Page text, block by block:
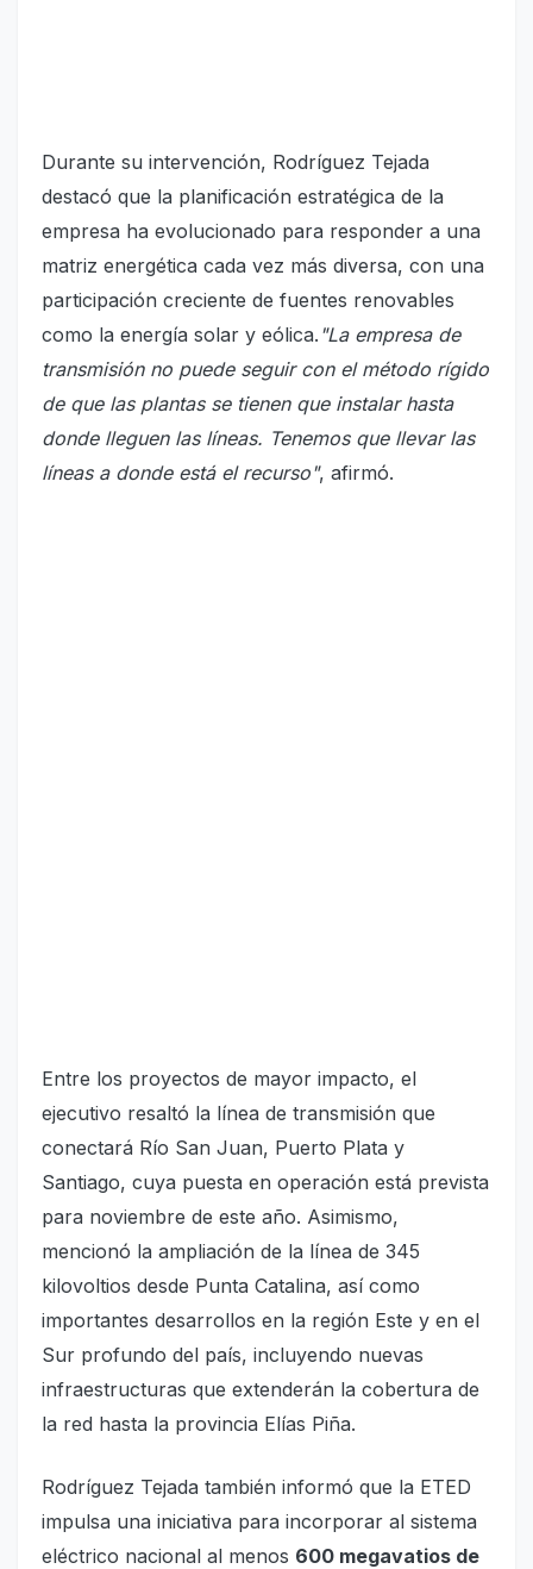
Durante su intervención, Rodríguez Tejada
destacó que la planificación estratégica de la
empresa ha evolucionado para responder a una
matriz energética cada vez más diversa, con una
participación creciente de fuentes renovables
como la energía solar y eólica. "La empresa de
transmisión no puede seguir con el método rígido
de que las plantas se tienen que instalar hasta
donde lleguen las líneas. Tenemos que llevar las
líneas a donde está el recurso", afirmó.
Entre los proyectos de mayor impacto, el
ejecutivo resaltó la línea de transmisión que
conectará Río San Juan, Puerto Plata y
Santiago, cuya puesta en operación está prevista
para noviembre de este año. Asimismo,
mencionó la ampliación de la línea de 345
kilovoltios desde Punta Catalina, así como
importantes desarrollos en la región Este y en el
Sur profundo del país, incluyendo nuevas
infraestructuras que extenderán la cobertura de
la red hasta la provincia Elías Piña.
Rodríguez Tejada también informó que la ETED
impulsa una iniciativa para incorporar al sistema
eléctrico nacional al menos 600 megavatios de